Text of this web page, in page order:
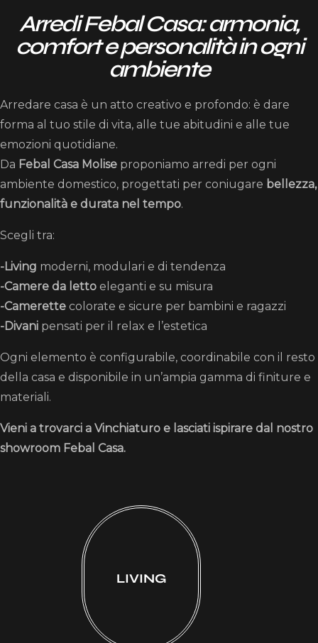
Arredi Febal Casa: armonia,
comfort e personalità in ogni
ambiente
Arredare casa è un atto creativo e profondo: è dare
forma al tuo stile di vita, alle tue abitudini e alle tue
emozioni quotidiane.
Da Febal Casa Molise proponiamo arredi per ogni
ambiente domestico, progettati per coniugare bellezza,
funzionalità e durata nel tempo.
Scegli tra:
-Living moderni, modulari e di tendenza
-Camere da letto eleganti e su misura
-Camerette colorate e sicure per bambini e ragazzi
-Divani pensati per il relax e l’estetica
Ogni elemento è configurabile, coordinabile con il resto
della casa e disponibile in un’ampia gamma di finiture e
materiali.
Vieni a trovarci a Vinchiaturo e lasciati ispirare dal nostro
showroom Febal Casa.
LIVING